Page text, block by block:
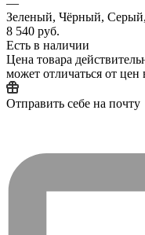
Зеленый, Чёрный,
8 540 руб.
Есть в наличии
Цена товара
может отличаться от цен
Отправить себе на почту